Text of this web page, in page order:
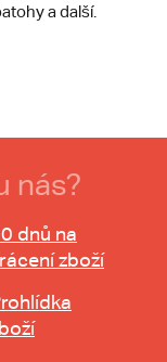
a další.
nás?
dnů na
zboží